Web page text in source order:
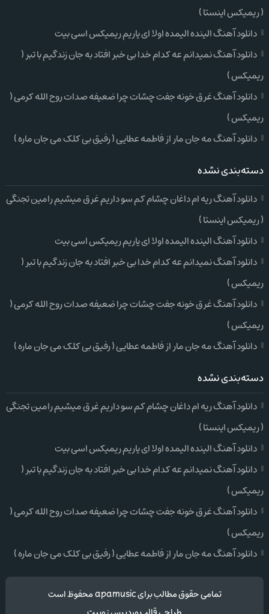
( ریمیکس اینستا )
دانلود آهنگ الینده الیمده اولا ای یاریم ریمیکس اسی بیت
دانلود آهنگ نمیدانم عه کدام خدا بی خبر افتاد به جان زندگیم با تبر (
ریمیکس )
دانلود آهنگ غرق خونه جفت چشات چرا ضعیفه صدات روح الله کرمی (
ریمیکس )
دانلود آهنگ مه جان مار از فاطمه عطایی ( رفیق بی کلک می جان ماره )
دسته‌بندی نشده
دانلود آهنگ ریه ام داغان چشام کم سو داریم غرق میشیم رامین تجنگی
( ریمیکس اینستا )
دانلود آهنگ الینده الیمده اولا ای یاریم ریمیکس اسی بیت
دانلود آهنگ نمیدانم عه کدام خدا بی خبر افتاد به جان زندگیم با تبر (
ریمیکس )
دانلود آهنگ غرق خونه جفت چشات چرا ضعیفه صدات روح الله کرمی (
ریمیکس )
دانلود آهنگ مه جان مار از فاطمه عطایی ( رفیق بی کلک می جان ماره )
دسته‌بندی نشده
دانلود آهنگ ریه ام داغان چشام کم سو داریم غرق میشیم رامین تجنگی
( ریمیکس اینستا )
دانلود آهنگ الینده الیمده اولا ای یاریم ریمیکس اسی بیت
دانلود آهنگ نمیدانم عه کدام خدا بی خبر افتاد به جان زندگیم با تبر (
ریمیکس )
دانلود آهنگ غرق خونه جفت چشات چرا ضعیفه صدات روح الله کرمی (
ریمیکس )
دانلود آهنگ مه جان مار از فاطمه عطایی ( رفیق بی کلک می جان ماره )
تمامی حقوق مطالب برای apamusic محفوظ است